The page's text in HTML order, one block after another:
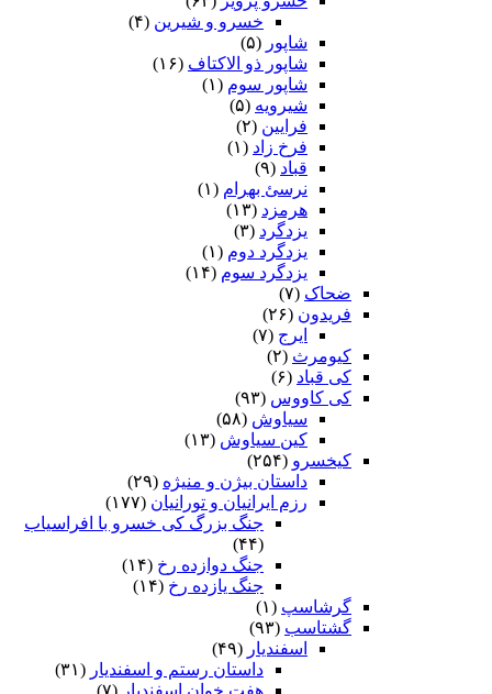
خسرو و شیرین (۴)
شاپور (۵)
شاپور ذو الاکتاف (۱۶)
شاپور سوم‏ (۱)
شیرویه (۵)
فرایین (۲)
فرخ زاد (۱)
قباد (۹)
نرسئ بهرام‏ (۱)
هرمزد (۱۳)
یزدگرد (۳)
یزدگرد دوم (۱)
یزدگرد سوم (۱۴)
ضحاک (۷)
فریدون (۲۶)
ایرج (۷)
کیومرث (۲)
کی قباد (۶)
کی کاووس (۹۳)
سیاوش (۵۸)
کین سیاوش (۱۳)
کیخسرو (۲۵۴)
داستان بیژن و منیژه (۲۹)
رزم ایرانیان و تورانیان (۱۷۷)
جنگ بزرگ کی خسرو با افراسیاب
(۴۴)
جنگ دوازده رخ (۱۴)
جنگ یازده رخ (۱۴)
گرشاسپ (۱)
گشتاسب (۹۳)
اسفندیار (۴۹)
داستان رستم و اسفندیار (۳۱)